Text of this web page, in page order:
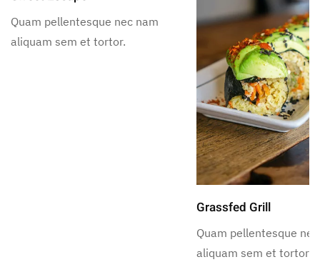
Quam pellentesque nec nam
aliquam sem et tortor.
Grassfed Grill
Quam pellentesque
aliquam sem et tortor.